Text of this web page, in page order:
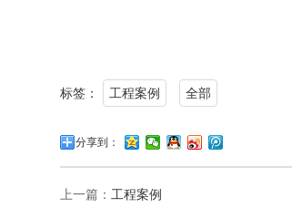
标签： 工程案例 全部
分享到：
上一篇： 工程案例